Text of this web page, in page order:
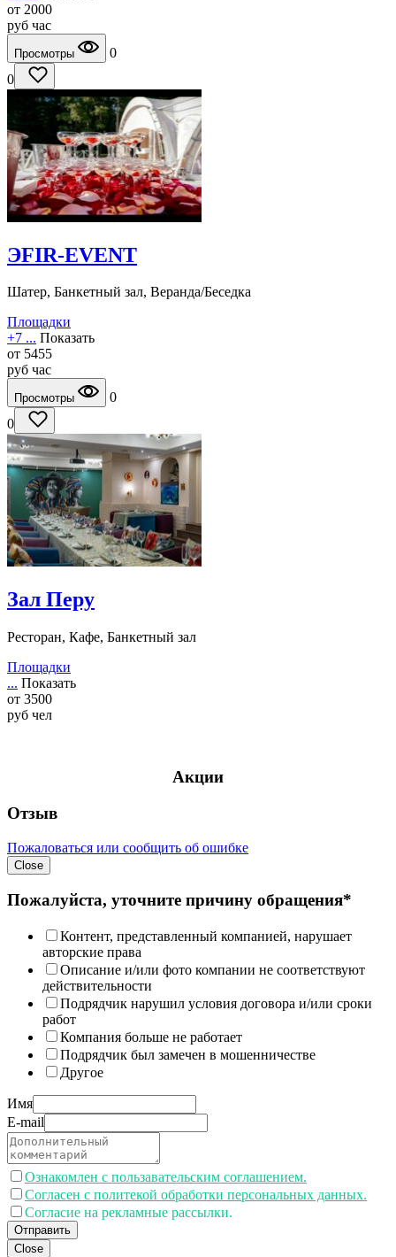
от 2000
руб час
Просмотры
0
0
ЭFIR-EVENT
Шатер, Банкетный зал, Веранда/Беседка
Площадки
+7 ... Показать
от 5455
руб час
Просмотры
0
0
Зал Перу
Ресторан, Кафе, Банкетный зал
Площадки
... Показать
от 3500
руб чел
Акции
Отзыв
Пожаловаться или сообщить об ошибке
Close
Пожалуйста, уточните причину обращения*
Контент, представленный компанией, нарушает
авторские права
Описание и/или фото компании не соответствуют
действительности
Подрядчик нарушил условия договора и/или сроки
работ
Компания больше не работает
Подрядчик был замечен в мошенничестве
Другое
Имя
E-mail
Ознакомлен с пользавательским соглашением.
Согласен с политекой обработки персональных данных.
Согласие на рекламные рассылки.
Отправить
Close